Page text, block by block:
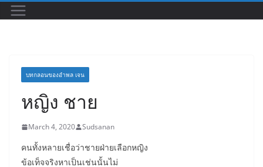
บทกลอนของอำพล เจน
หญิง ชาย
March 4, 2020 Sudsanan
คนทั้งหลายเชื่อว่าชายฝ่ายเลือกหญิง
ข้อเท็จจริงหาเป็นเช่นนั้นไม่